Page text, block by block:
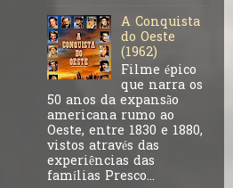
A Conquista
do Oeste
(1962)
Filme épico
que narra os
50 anos da expansão
americana rumo ao
Oeste, entre 1830 e 1880,
vistos através das
experiências das
famílias Presco...